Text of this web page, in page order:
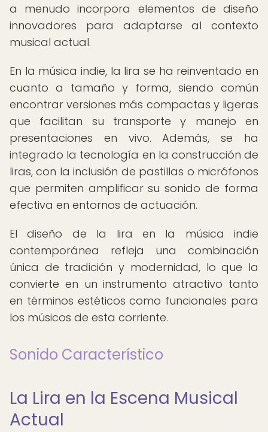
a menudo incorpora elementos de diseño
innovadores para adaptarse al contexto
musical actual.
En la música indie, la lira se ha reinventado en
cuanto a tamaño y forma, siendo común
encontrar versiones más compactas y ligeras
que facilitan su transporte y manejo en
presentaciones en vivo. Además, se ha
integrado la tecnología en la construcción de
liras, con la inclusión de pastillas o micrófonos
que permiten amplificar su sonido de forma
efectiva en entornos de actuación.
El diseño de la lira en la música indie
contemporánea refleja una combinación
única de tradición y modernidad, lo que la
convierte en un instrumento atractivo tanto
en términos estéticos como funcionales para
los músicos de esta corriente.
Sonido Característico
La Lira en la Escena Musical
Actual